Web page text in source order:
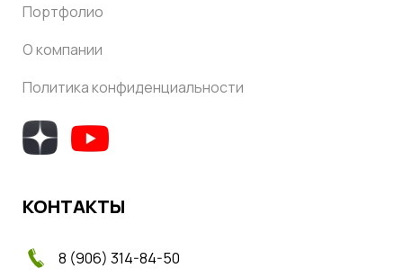
Портфолио
О компании
Политика конфиденциальности
КОНТАКТЫ
8 (906) 314-84-50